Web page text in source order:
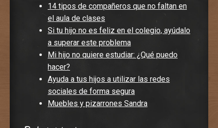
14 tipos de compañeros que no faltan en
el aula de clases
Si tu hijo no es feliz en el colegio, ayúdalo
a superar este problema
Mi hijo no quiere estudiar: ¿Qué puedo
hacer?
Ayuda a tus hijos a utilizar las redes
sociales de forma segura
Muebles y pizarrones Sandra